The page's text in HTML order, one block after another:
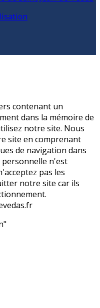
contenant un
dans la mémoire de
notre site. Nous
site en comprenant
de navigation dans
n'est
pas les
notre site car ils